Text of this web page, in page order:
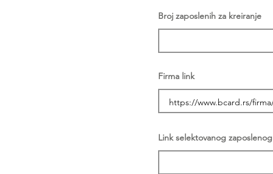
Broj zaposlenih za kreiranje
Firma link
Link selektovanog zaposlenog